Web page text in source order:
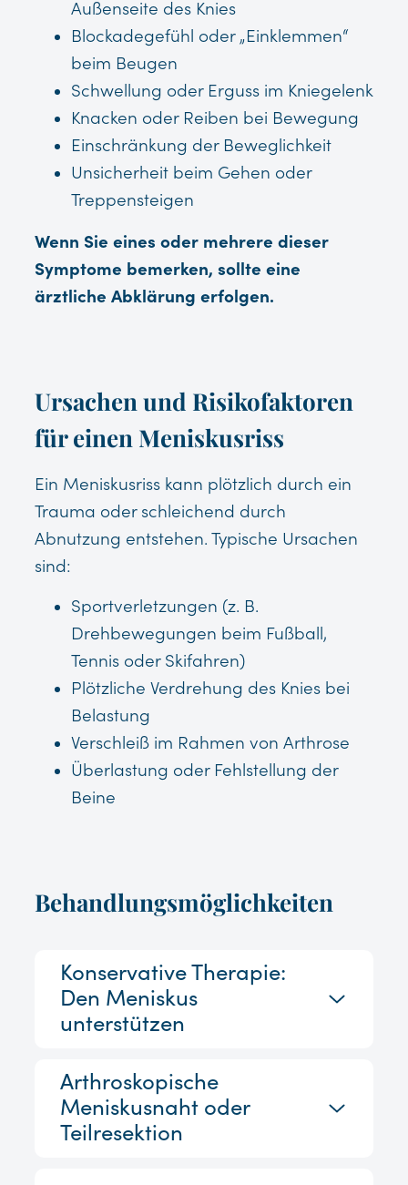
Außenseite des Knies
Blockadegefühl oder „Einklemmen“
beim Beugen
Schwellung oder Erguss im Kniegelenk
Knacken oder Reiben bei Bewegung
Einschränkung der Beweglichkeit
Unsicherheit beim Gehen oder
Treppensteigen
Wenn Sie eines oder mehrere dieser
Symptome bemerken, sollte eine
ärztliche Abklärung erfolgen.
Ursachen und Risikofaktoren
für einen Meniskusriss
Ein Meniskusriss kann plötzlich durch ein
Trauma oder schleichend durch
Abnutzung entstehen. Typische Ursachen
sind:
Sportverletzungen (z. B.
Drehbewegungen beim Fußball,
Tennis oder Skifahren)
Plötzliche Verdrehung des Knies bei
Belastung
Verschleiß im Rahmen von Arthrose
Überlastung oder Fehlstellung der
Beine
Behandlungsmöglichkeiten
Konservative Therapie:
Den Meniskus
unterstützen
Arthroskopische
Meniskusnaht oder
Teilresektion